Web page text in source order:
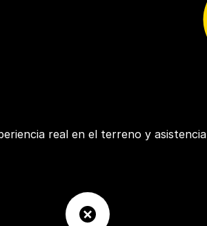
real en el terreno y asistencia